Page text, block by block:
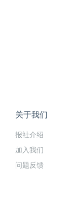
关于我们
报社介绍
加入我们
问题反馈